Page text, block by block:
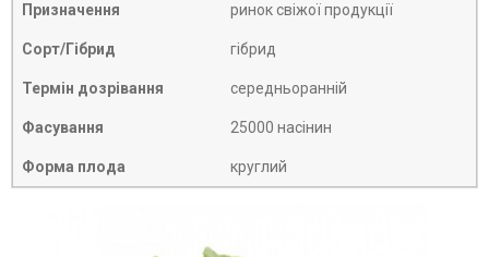
Призначення ринок свіжої продукції
Сорт/Гібрид гібрид
Термін дозрівання середньоранній
Фасування 25000 насінин
Форма плода круглий